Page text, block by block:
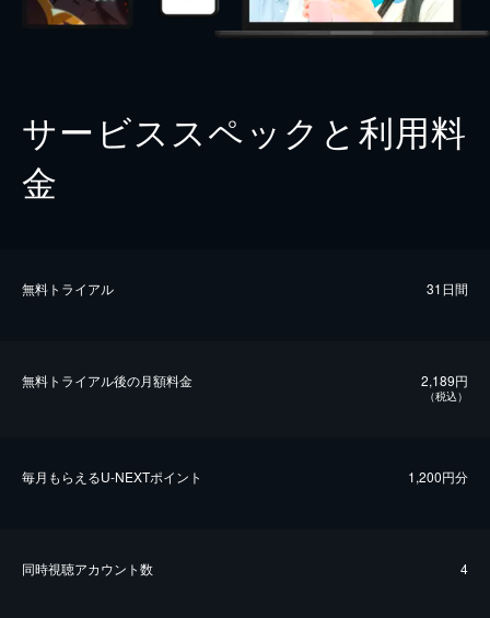
サービススペックと利用料
金
無料トライアル 31日間
無料トライアル後の⽉額料金 2,189円
（税込）
毎⽉もらえるU-NEXTポイント 1,200円分
同時視聴アカウント数 4